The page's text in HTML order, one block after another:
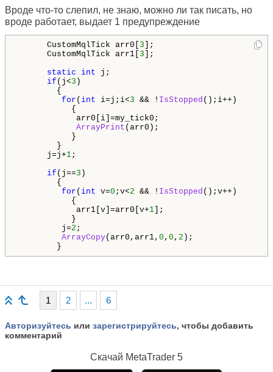
Вроде что-то слепил, не знаю, можно ли так писать, но
вроде работает, выдает 1 предупреждение
CustomMqlTick arr0[ 3 ];
CustomMqlTick arr1[ 3 ];
static
int j;
if (j<3 )
{
for ( int i=j;i<3 && ! IsStopped ();i++)
{
arr0[i]=my_tick0;
ArrayPrint (arr0);
}
}
j=j+1;
if (j==3 )
{
for ( int v=0 ;v<2 && ! IsStopped ();v++)
{
arr1[v]=arr0[v+1 ];
}
j=2 ;
ArrayCopy(arr0,arr1, 0 , 0 , 2 );
}
1 2 ... 6
Авторизуйтесь или зарегистрируйтесь, чтобы добавить
комментарий
Скачай MetaTrader 5